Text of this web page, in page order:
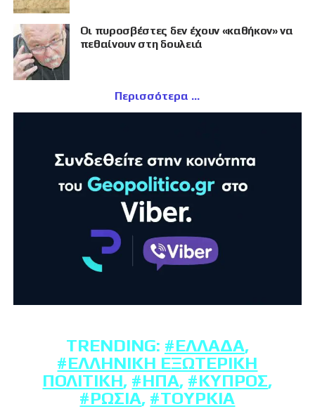
Οι πυροσβέστες δεν έχουν «καθήκον» να
πεθαίνουν στη δουλειά
Περισσότερα
TRENDING: #ΕΛΛΆΔΑ,
#ΕΛΛΗΝΙΚΉ ΕΞΩΤΕΡΙΚΉ
ΠΟΛΙΤΙΚΉ, #ΗΠΑ, #ΚΎΠΡΟΣ,
#ΡΩΣΊΑ, #ΤΟΥΡΚΊΑ